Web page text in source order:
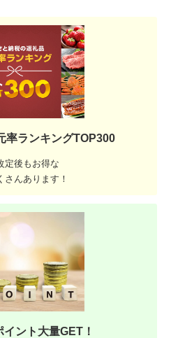
率ランキングTOP300
定後もお得な
んあります！
ント大量GET！